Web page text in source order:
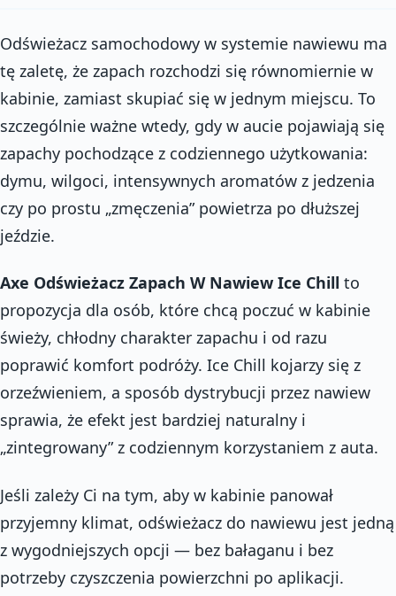
Odświeżacz samochodowy w systemie nawiewu ma
tę zaletę, że zapach rozchodzi się równomiernie w
kabinie, zamiast skupiać się w jednym miejscu. To
szczególnie ważne wtedy, gdy w aucie pojawiają się
zapachy pochodzące z codziennego użytkowania:
dymu, wilgoci, intensywnych aromatów z jedzenia
czy po prostu „zmęczenia” powietrza po dłuższej
jeździe.
Axe Odświeżacz Zapach W Nawiew Ice Chill to
propozycja dla osób, które chcą poczuć w kabinie
świeży, chłodny charakter zapachu i od razu
poprawić komfort podróży. Ice Chill kojarzy się z
orzeźwieniem, a sposób dystrybucji przez nawiew
sprawia, że efekt jest bardziej naturalny i
„zintegrowany” z codziennym korzystaniem z auta.
Jeśli zależy Ci na tym, aby w kabinie panował
przyjemny klimat, odświeżacz do nawiewu jest jedną
z wygodniejszych opcji — bez bałaganu i bez
potrzeby czyszczenia powierzchni po aplikacji.